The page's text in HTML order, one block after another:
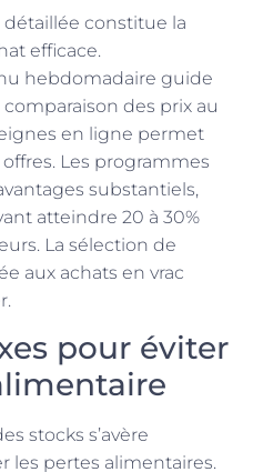
détaillée constitue la
efficace.
hebdomadaire guide
comparaison des prix au
en ligne permet
Les programmes
substantiels,
atteindre 20 à 30%
La sélection de
aux achats en vrac
pour éviter
stocks s’avère
les pertes alimentaires.